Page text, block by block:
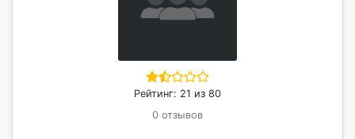
Рейтинг: 21 из 80
0 отзывов